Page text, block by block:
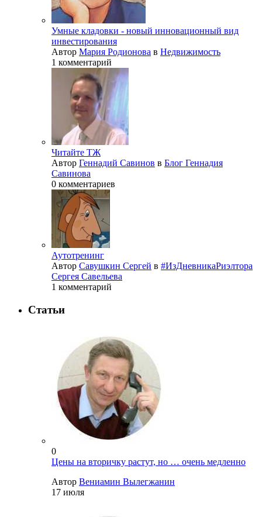
Умные кладовки - новый инновационный вид
инвестирования
Автор Мария Родионова в Недвижимость
1 комментарий
Читайте ТЖ
Автор Геннадий Савинов в Блог Геннадия
Савинова
0 комментариев
Аутотренинг
Автор Савушкин Сергей в #ИзДневникаРиэлтора
Сергея Савельева
1 комментарий
Статьи
0
Цены на вторичку растут, но … очень медленно
Автор Вениамин Вылегжанин
17 июля